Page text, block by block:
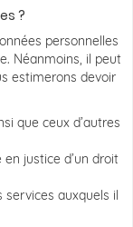
?
personnelles
Néanmoins, il peut
estimerons devoir
que ceux d’autres
justice d’un droit
services auxquels il